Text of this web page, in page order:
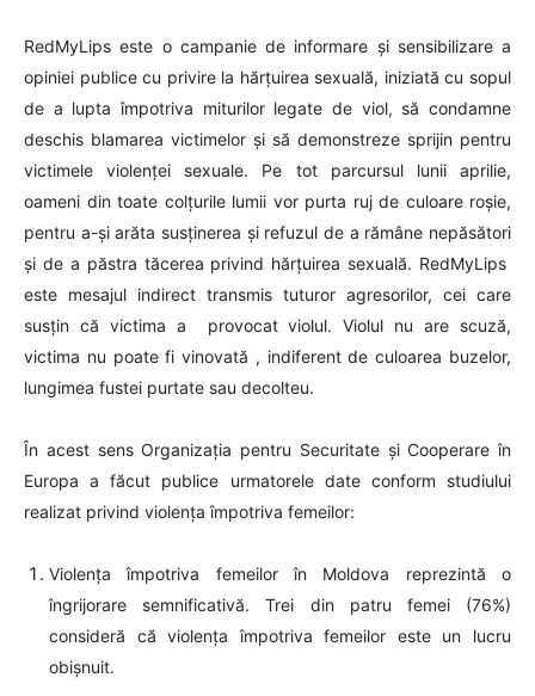
RedMyLips este o campanie de informare și sensibilizare a
opiniei publice cu privire la hărțuirea sexuală, iniziată cu sopul
de a lupta împotriva miturilor legate de viol, să condamne
deschis blamarea victimelor și să demonstreze sprijin pentru
victimele violenței sexuale. Pe tot parcursul lunii aprilie,
oameni din toate colțurile lumii vor purta ruj de culoare roșie,
pentru a-și arăta susținerea și refuzul de a rămâne nepăsători
și de a păstra tăcerea privind hărțuirea sexuală. RedMyLips
este mesajul indirect transmis tuturor agresorilor, cei care
susțin că victima a provocat violul. Violul nu are scuză,
victima nu poate fi vinovată , indiferent de culoarea buzelor,
lungimea fustei purtate sau decolteu.
În acest sens Organizația pentru Securitate și Cooperare în
Europa a făcut publice urmatorele date conform studiului
realizat privind violența împotriva femeilor:
Violența împotriva femeilor în Moldova reprezintă o
îngrijorare semnificativă. Trei din patru femei (76%)
consideră că violența împotriva femeilor este un lucru
obișnuit.